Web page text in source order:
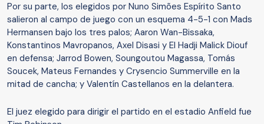
Por su parte, los elegidos por Nuno Simões Espírito Santo
salieron al campo de juego con un esquema 4-5-1 con Mads
Hermansen bajo los tres palos; Aaron Wan-Bissaka,
Konstantinos Mavropanos, Axel Disasi y El Hadji Malick Diouf
en defensa; Jarrod Bowen, Soungoutou Magassa, Tomás
Soucek, Mateus Fernandes y Crysencio Summerville en la
mitad de cancha; y Valentín Castellanos en la delantera.
El juez elegido para dirigir el partido en el estadio Anfield fue